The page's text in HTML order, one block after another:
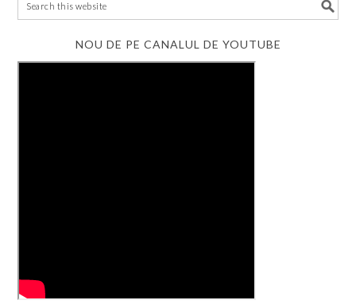
NOU DE PE CANALUL DE YOUTUBE